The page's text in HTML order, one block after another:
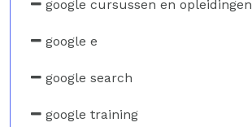
google cursussen en opleidingen
google e
google search
google training